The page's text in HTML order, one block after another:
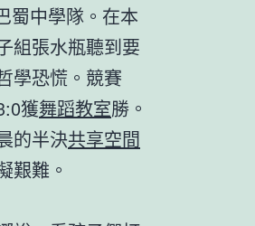
蜀中學隊。在本
組張水瓶聽到要
學恐慌。競賽
獲舞蹈教室勝。
的半決共享空間
艱難。